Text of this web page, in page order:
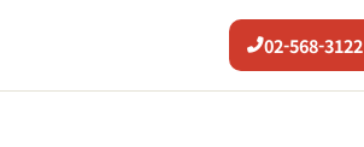
02-568-3122